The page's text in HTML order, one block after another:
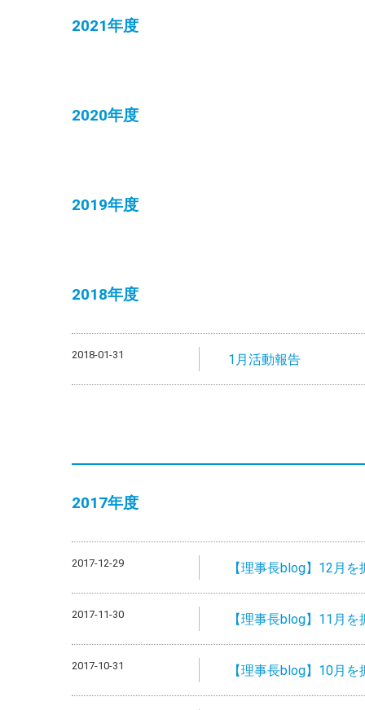
2021年度
2020年度
2019年度
2018年度
2018-01-31 1月活動報告
2017年度
2017-12-29 【理事長blog】12月を
2017-11-30 【理事長blog】11月を
2017-10-31 【理事長blog】10月を